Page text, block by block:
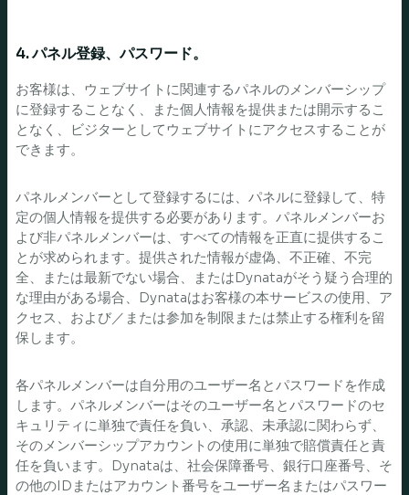
4. パネル登録、パスワード。
お客様は、ウェブサイトに関連するパネルのメンバーシップ
に登録することなく、また個人情報を提供または開示するこ
となく、ビジターとしてウェブサイトにアクセスすることが
できます。
パネルメンバーとして登録するには、パネルに登録して、特
定の個人情報を提供する必要があります。パネルメンバーお
よび非パネルメンバーは、すべての情報を正直に提供するこ
とが求められます。提供された情報が虚偽、不正確、不完
全、または最新でない場合、またはDynataがそう疑う合理的
な理由がある場合、Dynataはお客様の本サービスの使用、ア
クセス、および／または参加を制限または禁止する権利を留
保します。
各パネルメンバーは自分用のユーザー名とパスワードを作成
します。パネルメンバーはそのユーザー名とパスワードのセ
キュリティに単独で責任を負い、承認、未承認に関わらず、
そのメンバーシップアカウントの使用に単独で賠償責任と責
任を負います。Dynataは、社会保障番号、銀行口座番号、そ
の他のIDまたはアカウント番号をユーザー名またはパスワー